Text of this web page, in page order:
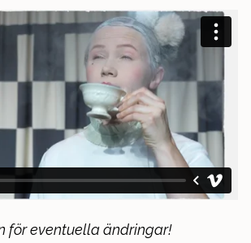
för eventuella ändringar!